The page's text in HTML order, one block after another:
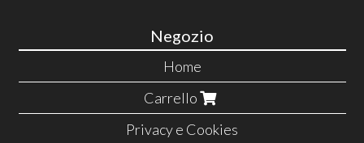
Negozio
Home
Carrello
Privacy e Cookies